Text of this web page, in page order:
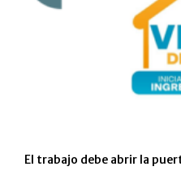
El trabajo debe abrir la